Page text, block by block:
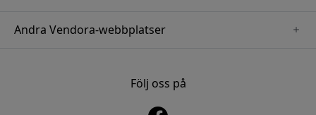
Andra Vendora-webbplatser
www.nordicsmartlight.seFölj oss på